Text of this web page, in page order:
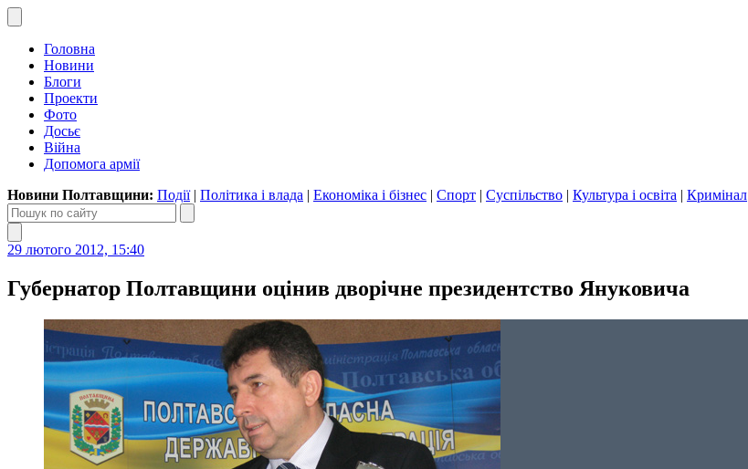
Головна
Новини
Блоги
Проекти
Фото
Досьє
Війна
Допомога армії
Новини Полтавщини: Події| Політика і влада | Економіка і бізнес | Спорт | Суспільство | Культура і освіта | Кримінал
29 лютого 2012, 15:40
Губернатор Полтавщини оцінив дворічне президентство Януковича